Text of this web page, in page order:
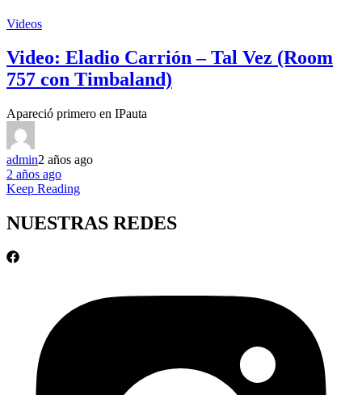
Videos
Video: Eladio Carrión – Tal Vez (Room
757 con Timbaland)
Apareció primero en IPauta
admin2 años ago
2 años ago
Keep Reading
NUESTRAS REDES